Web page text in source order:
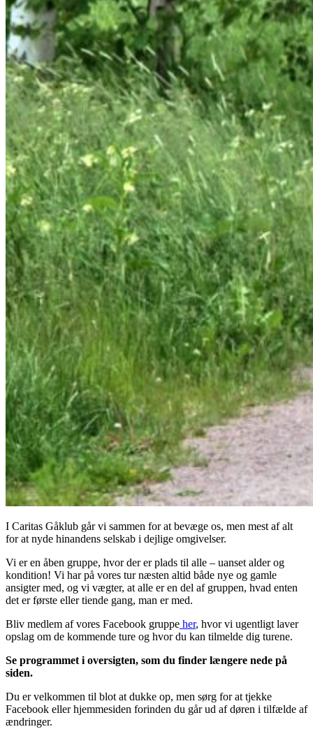
I Caritas Gåklub går vi sammen for at bevæge os, men mest af alt
for at nyde hinandens selskab i dejlige omgivelser.
Vi er en åben gruppe, hvor der er plads til alle – uanset alder og
kondition! Vi har på vores tur næsten altid både nye og gamle
ansigter med, og vi vægter, at alle er en del af gruppen, hvad enten
det er første eller tiende gang, man er med.
Bliv medlem af vores Facebook gruppe her, hvor vi ugentligt laver
opslag om de kommende ture og hvor du kan tilmelde dig turene.
Se programmet i oversigten, som du finder længere nede på
siden.
Du er velkommen til blot at dukke op, men sørg for at tjekke
Facebook eller hjemmesiden forinden du går ud af døren i tilfælde af
ændringer.